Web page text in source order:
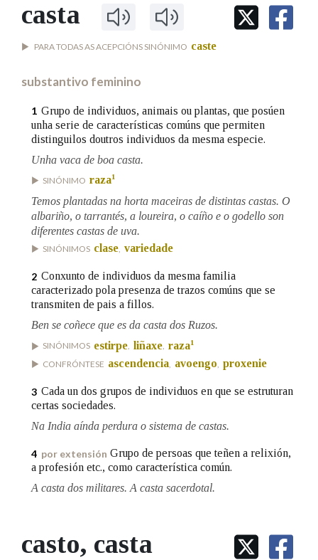
IDENTIDADE CORPORATIVA
MARCIAL DEL ADALID
CASA-MUSEO EMILIA PARDO
FIGURAS HOMENAXEADAS
HISTORIA
PORTAL DAS PALABRAS
Facebook
TwitterYoutubeInstagram
Bluesky
BUSCAR NOS LEMAS
Comeza por
Contén
BUSCAR NO CONTIDO
Nas definicións
Nos exemplos
Na fraseoloxía
OUTRAS OPCIÓNS DE BUSCA
Marcas gramaticais
casta
PARA TODAS AS ACEPCIÓNS SINÓNIMO caste
substantivo feminino
1 Grupo de individuos, animais ou plantas, que posúen
unha serie de características comúns que permiten
distinguilos doutros individuos da mesma especie.
Unha vaca de boa casta.
SINÓNIMO raza1
Temos plantadas na horta maceiras de distintas castas. O
albariño, o tarrantés, a loureira, o caíño e o godello son
diferentes castas de uva.
SINÓNIMOS clase variedade
2 Conxunto de individuos da mesma familia
caracterizado pola presenza de trazos comúns que se
transmiten de pais a fillos.
Ben se coñece que es da casta dos Ruzos.
SINÓNIMOS estirpe, liñaxe, raza1
CONFRÓNTESE ascendencia avoengo proxenie
3 Cada un dos grupos de individuos en que se estruturan
certas sociedades.
Na India aínda perdura o sistema de castas.
4 por extensión Grupo de persoas que teñen a relixión,
a profesión etc., como característica común.
A casta dos militares. A casta sacerdotal.
casto, casta